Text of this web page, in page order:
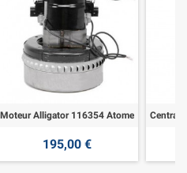
Moteur Alligator 116354 Atome
195,00 €